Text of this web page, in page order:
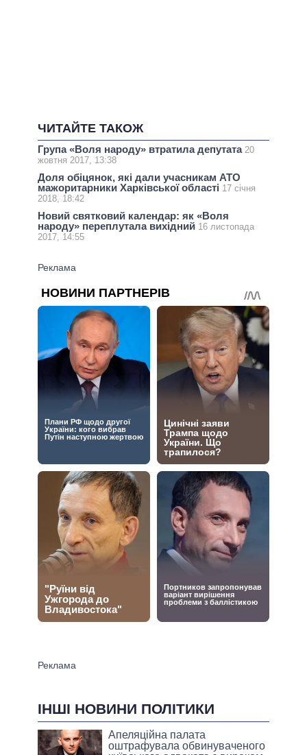
ЧИТАЙТЕ ТАКОЖ
Група «Воля народу» втратила депутата 20
жовтня 2017, 13:38
Доля обіцянок, які дали учасникам АТО
мажоритарники Харківської області 17 січня
2018, 18:42
Новий святковий календар: як «Воля
народу» переплутала вихідний 16 листопада
2017, 14:55
ІНШІ НОВИНИ ПОЛІТИКИ
Апеляційна палата
оштрафувала обвинуваченого